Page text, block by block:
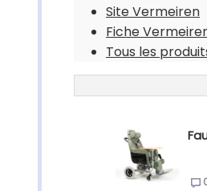
Site Vermeiren
Fiche
Tous les